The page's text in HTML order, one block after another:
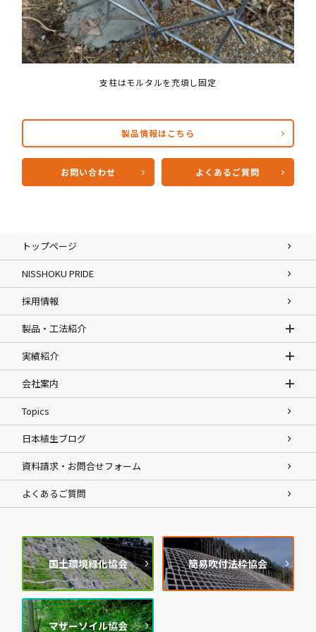
支柱はモルタルを充填し固定
製品情報はこちら
お問い合わせ よくあるご質問
トップページ
NISSHOKU PRIDE
採用情報
製品・工法紹介
実績紹介
会社案内
Topics
日本植生ブログ
資料請求・お問合せフォーム
よくあるご質問
国土環境緑化協会 簡易吹付法枠協会
マザーソイル協会